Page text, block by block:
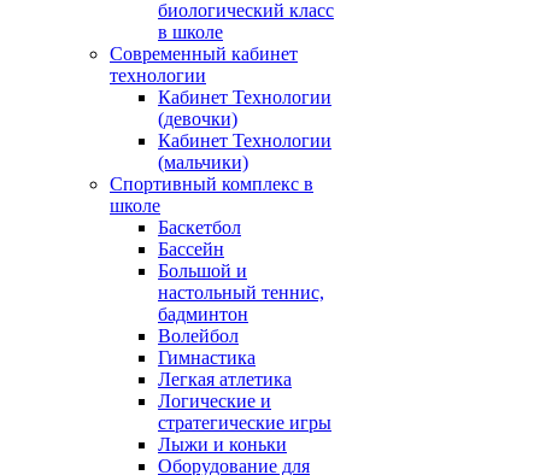
биологический класс
в школе
Современный кабинет
технологии
Кабинет Технологии
(девочки)
Кабинет Технологии
(мальчики)
Спортивный комплекс в
школе
Баскетбол
Бассейн
Большой и
настольный теннис,
бадминтон
Волейбол
Гимнастика
Легкая атлетика
Логические и
стратегические игры
Лыжи и коньки
Оборудование для